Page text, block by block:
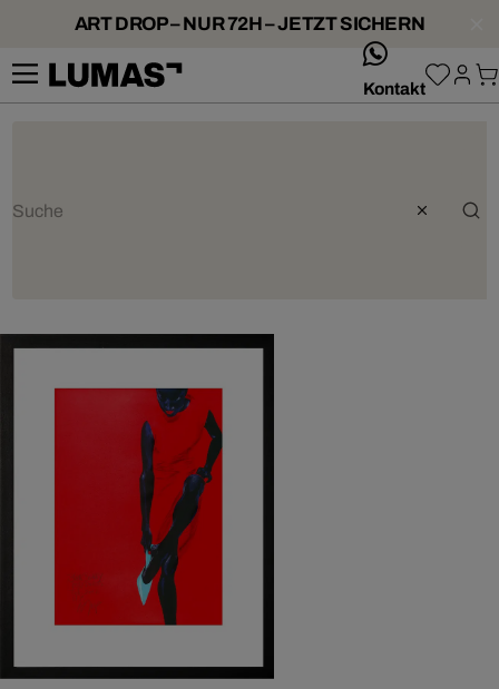
ART DROP – NUR 72H – JETZT SICHERN
Kontakt